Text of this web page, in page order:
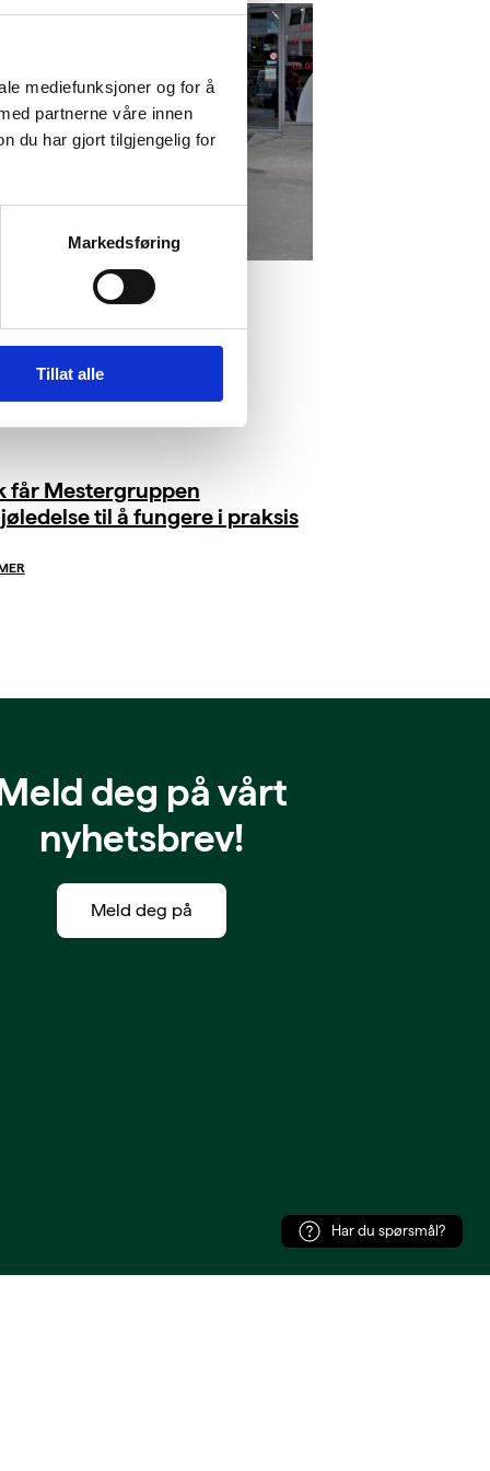
mediefunksjoner og for å
partnerne våre innen
du har gjort tilgjengelig for
Markedsføring
Tillat alle
får Mestergruppen
til å fungere i praksis
deg på vårt
nyhetsbrev!
Meld deg på
Har du spørsmål?